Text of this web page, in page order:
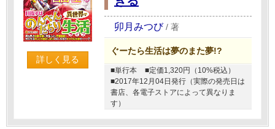
詳しく見る
卯月みつび / 著
ぐーたら生活は夢のまた夢!?
■単行本
■定価1,320円（10%税込）
■2017年12月04日発行（実際の発売日は
書店、各電子ストアによって異なりま
す）